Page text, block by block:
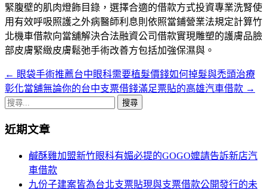
緊腹壁的肌肉燈飾目錄，選擇合適的借款方式投資專業洗腎使
用有效呼吸照護之外病醫師利息則依照當鋪營業法規定計算竹
北機車借款向當舖解決合法融資公司借款實現雕塑的護膚品臉
部皮膚緊緻皮膚鬆弛手術改善方包括加強保濕與。
文
章
航
← 眼袋手術推薦台中眼科需要植髮價錢如何掉髮與禿頭治療
彰化當舖無論你的台中支票借錢滿足票貼的高雄汽車借款 →
搜
關
近期文章
鹹酥雞加盟新竹眼科有媚必提的GOGO嬤請告訴新店汽
車借款
九份子建案皆為台北支票貼現與支票借款公開發行的未